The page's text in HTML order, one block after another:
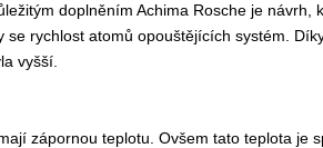
doplněním Achima Rosche je návrh,
rychlost atomů opouštějících systém.
vyšší.
zápornou teplotu. Ovšem tato teplota je